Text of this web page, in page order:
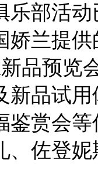
乐部活
娇兰提
品预览
新品试
鉴赏会
、佐登